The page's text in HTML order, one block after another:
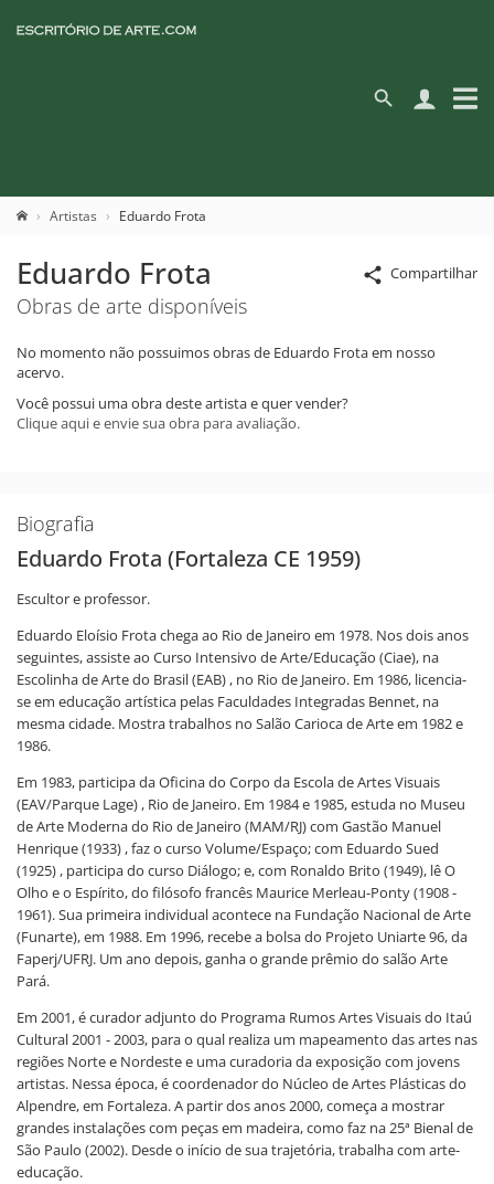
Artistas Eduardo Frota
Compartilhar
Eduardo Frota
Obras de arte disponíveis
No momento não possuimos obras de Eduardo Frota em nosso
acervo.
Você possui uma obra deste artista e quer vender?
Clique aqui e envie sua obra para avaliação.
Biografia
Eduardo Frota (Fortaleza CE 1959)
Escultor e professor.
Eduardo Eloísio Frota chega ao Rio de Janeiro em 1978. Nos dois anos
seguintes, assiste ao Curso Intensivo de Arte/Educação (Ciae), na
Escolinha de Arte do Brasil (EAB) , no Rio de Janeiro. Em 1986, licencia-
se em educação artística pelas Faculdades Integradas Bennet, na
mesma cidade. Mostra trabalhos no Salão Carioca de Arte em 1982 e
1986.
Em 1983, participa da Oficina do Corpo da Escola de Artes Visuais
(EAV/Parque Lage) , Rio de Janeiro. Em 1984 e 1985, estuda no Museu
de Arte Moderna do Rio de Janeiro (MAM/RJ) com Gastão Manuel
Henrique (1933) , faz o curso Volume/Espaço; com Eduardo Sued
(1925) , participa do curso Diálogo; e, com Ronaldo Brito (1949), lê O
Olho e o Espírito, do filósofo francês Maurice Merleau-Ponty (1908 -
1961). Sua primeira individual acontece na Fundação Nacional de Arte
(Funarte), em 1988. Em 1996, recebe a bolsa do Projeto Uniarte 96, da
Faperj/UFRJ. Um ano depois, ganha o grande prêmio do salão Arte
Pará.
Em 2001, é curador adjunto do Programa Rumos Artes Visuais do Itaú
Cultural 2001 - 2003, para o qual realiza um mapeamento das artes nas
regiões Norte e Nordeste e uma curadoria da exposição com jovens
artistas. Nessa época, é coordenador do Núcleo de Artes Plásticas do
Alpendre, em Fortaleza. A partir dos anos 2000, começa a mostrar
grandes instalações com peças em madeira, como faz na 25ª Bienal de
São Paulo (2002). Desde o início de sua trajetória, trabalha com arte-
educação.